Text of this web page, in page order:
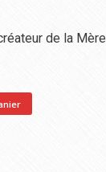
de la Mère